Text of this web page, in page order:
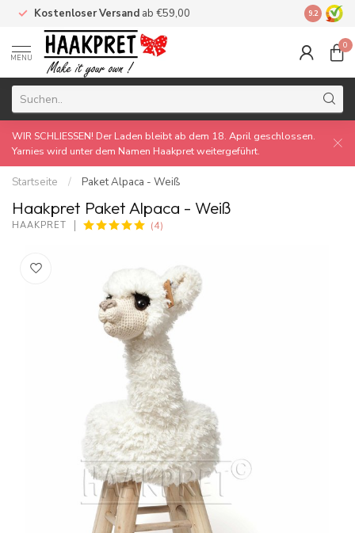
Kostenloser Versand ab €59,00 Made by
9.2
MENU
0
WIR SCHLIESSEN! Der Laden bleibt ab dem 18. April geschlossen.
Yarnies wird unter dem Namen Haakpret weitergeführt.
Startseite / Paket Alpaca - Weiß
Haakpret Paket Alpaca - Weiß
HAAKPRET (4)